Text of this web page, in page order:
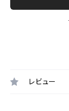
レビュー